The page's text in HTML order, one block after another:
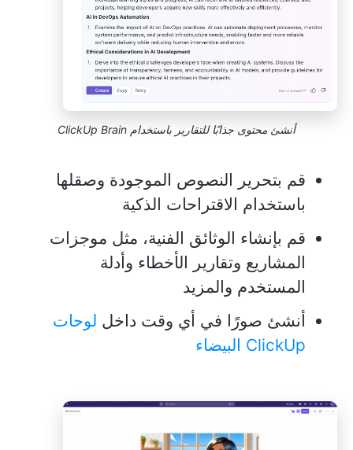
أنشئ محتوى جذابًا للتقارير باستخدام ClickUp Brain
قم بتحرير النصوص الموجودة وصقلها
باستخدام الاقتراحات الذكية
قم بإنشاء الوثائق الفنية، مثل موجزات
المشاريع وتقارير الأخطاء وأدلة
المستخدم والمزيد
أنشئ صورًا في أي وقت داخل لوحات
ClickUp البيضاء